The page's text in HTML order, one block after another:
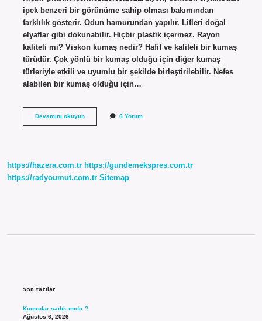
ipek benzeri bir görünüme sahip olması bakımından
farklılık gösterir. Odun hamurundan yapılır. Lifleri doğal
elyaflar gibi dokunabilir. Hiçbir plastik içermez. Rayon
kaliteli mi? Viskon kumaş nedir? Hafif ve kaliteli bir kumaş
türüdür. Çok yönlü bir kumaş olduğu için diğer kumaş
türleriyle etkili ve uyumlu bir şekilde birleştirilebilir. Nefes
alabilen bir kumaş olduğu için…
Devamını okuyunRayon
6 Yorum
https://hazera.com.tr https://gundemekspres.com.tr
https://radyoumut.com.tr Sitemap
Son Yazılar
Kumrular sadık mıdır ?
Ağustos 6, 2026